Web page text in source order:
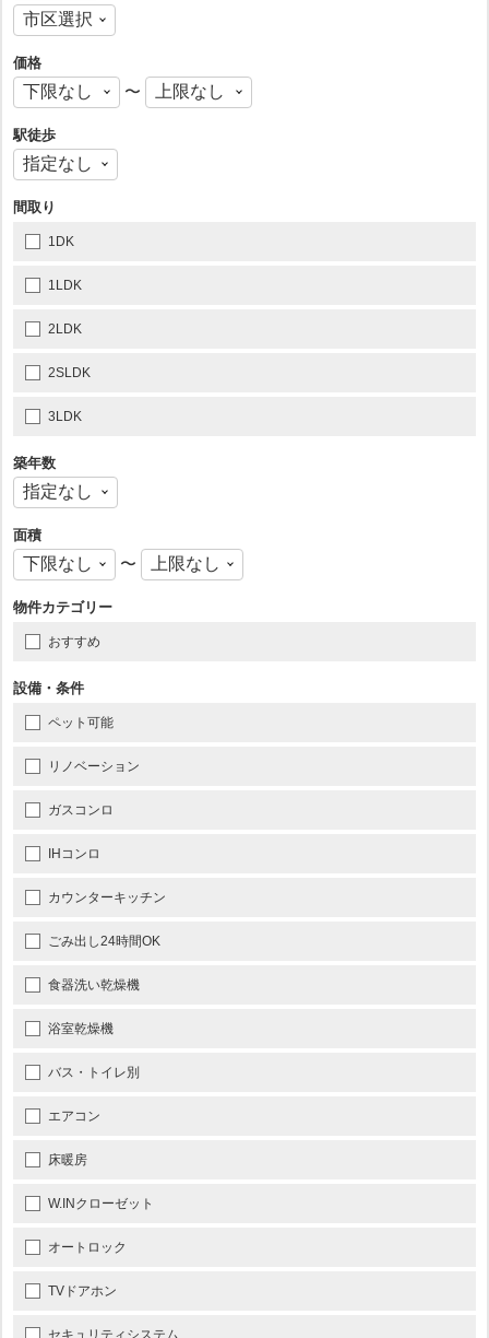
価格
〜
駅徒歩
間取り
1DK
1LDK
2LDK
2SLDK
3LDK
築年数
面積
〜
物件カテゴリー
おすすめ
設備・条件
ペット可能
リノベーション
ガスコンロ
IHコンロ
カウンターキッチン
ごみ出し24時間OK
食器洗い乾燥機
浴室乾燥機
バス・トイレ別
エアコン
床暖房
W.INクローゼット
オートロック
TVドアホン
セキュリティシステム